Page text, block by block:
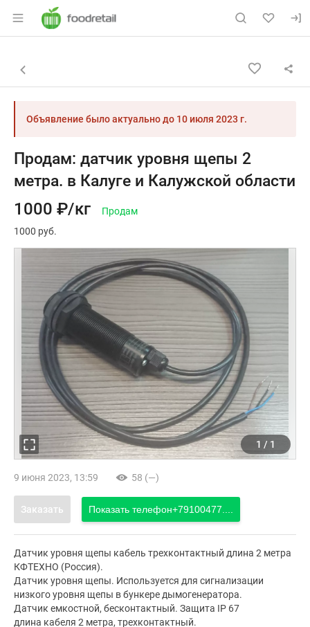
Раздел навигации по сайту
Объявление: Продам: датчик
Навигация и управление объявлением
Назад к списку объявлений
Объявление было актуально до 10 июля 2023 г.
Продам: датчик уровня щепы 2
метра. в Калуге и Калужской области
1000 ₽/кг
Продам
1000 руб.
1 / 1
9 июня 2023, 13:59 58 (—)
Заказать Показать телефон+79100477....
Датчик уровня щепы кабель трехконтактный длина 2 метра
КФТЕХНО (Россия).
Датчик уровня щепы. Используется для сигнализации
низкого уровня щепы в бункере дымогенератора.
Датчик емкостной, бесконтактный. Защита IP 67
длина кабеля 2 метра, трехконтактный.